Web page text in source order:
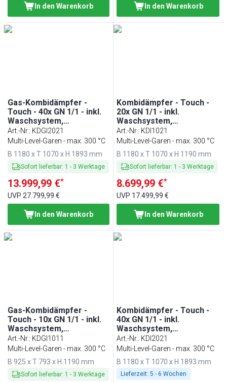
In den Warenkorb In den Warenkorb
Gas-Kombidämpfer -
Touch - 40x GN 1/1 - inkl.
Waschsystem,
Temperaturfühler, Boiler
& Innengestell
Art.-Nr.: KDGI2021
Multi-Level-Garen - max. 300 °C
B 1180 x T 1070 x H 1893 mm
Sofort lieferbar: 1 - 3 Werktage
13.999,99 €*
UVP 27.799,99 €
In den Warenkorb
Kombidämpfer - Touch -
20x GN 1/1 - inkl.
Waschsystem,
Temperaturfühler, Boiler
& Innengestell
Art.-Nr.: KDI1021
Multi-Level-Garen - max. 300 °C
B 1180 x T 1070 x H 1190 mm
Sofort lieferbar: 1 - 3 Werktage
8.699,99 €*
UVP 17.499,99 €
In den Warenkorb
Gas-Kombidämpfer -
Touch - 10x GN 1/1 - inkl.
Waschsystem,
Temperaturfühler, Boiler
& Innengestell
Art.-Nr.: KDGI1011
Multi-Level-Garen - max. 300 °C
B 925 x T 793 x H 1190 mm
Sofort lieferbar: 1 - 3 Werktage
Kombidämpfer - Touch -
40x GN 1/1 - inkl.
Waschsystem,
Temperaturfühler, Boiler
& Innengestell
Art.-Nr.: KDI2021
Multi-Level-Garen - max. 300 °C
B 1180 x T 1070 x H 1893 mm
Lieferzeit: 5 - 6 Wochen